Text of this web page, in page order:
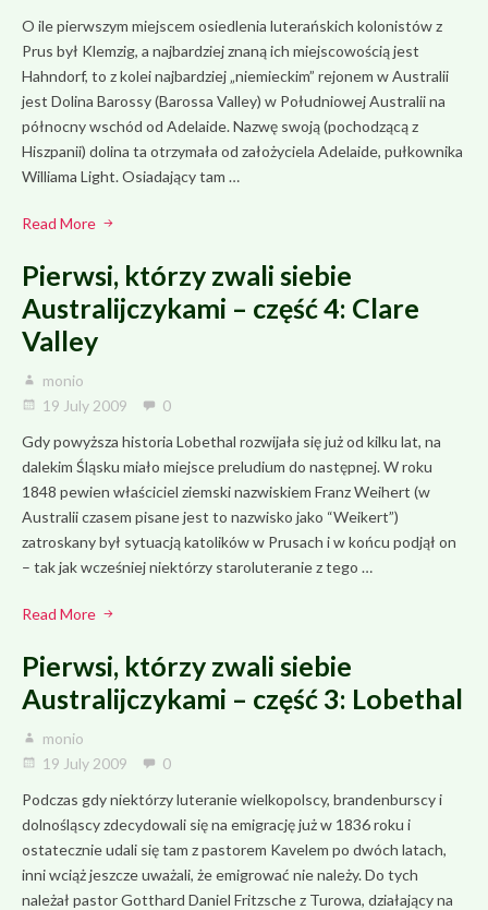
O ile pierwszym miejscem osiedlenia luterańskich kolonistów z
Prus był Klemzig, a najbardziej znaną ich miejscowością jest
Hahndorf, to z kolei najbardziej „niemieckim” rejonem w Australii
jest Dolina Barossy (Barossa Valley) w Południowej Australii na
północny wschód od Adelaide. Nazwę swoją (pochodzącą z
Hiszpanii) dolina ta otrzymała od założyciela Adelaide, pułkownika
Williama Light. Osiadający tam …
Read More
Pierwsi, którzy zwali siebie
Australijczykami – część 4: Clare
Valley
monio
19 July 2009
0
Gdy powyższa historia Lobethal rozwijała się już od kilku lat, na
dalekim Śląsku miało miejsce preludium do następnej. W roku
1848 pewien właściciel ziemski nazwiskiem Franz Weihert (w
Australii czasem pisane jest to nazwisko jako “Weikert”)
zatroskany był sytuacją katolików w Prusach i w końcu podjął on
– tak jak wcześniej niektórzy staroluteranie z tego …
Read More
Pierwsi, którzy zwali siebie
Australijczykami – część 3: Lobethal
monio
19 July 2009
0
Podczas gdy niektórzy luteranie wielkopolscy, brandenburscy i
dolnośląscy zdecydowali się na emigrację już w 1836 roku i
ostatecznie udali się tam z pastorem Kavelem po dwóch latach,
inni wciąż jeszcze uważali, że emigrować nie należy. Do tych
należał pastor Gotthard Daniel Fritzsche z Turowa, działający na